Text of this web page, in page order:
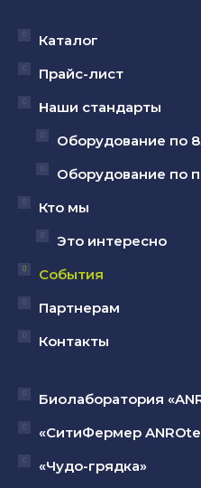
открывается
новом
окне
открывается
новом
окне
открывается
новом
окне
Каталог
Прайс-лист
Наши стандарты
Оборудование по
Оборудование по
Кто мы
Это интересно
События
Партнерам
Контакты
Биолаборатория
«СитиФермер
«Чудо-грядка»